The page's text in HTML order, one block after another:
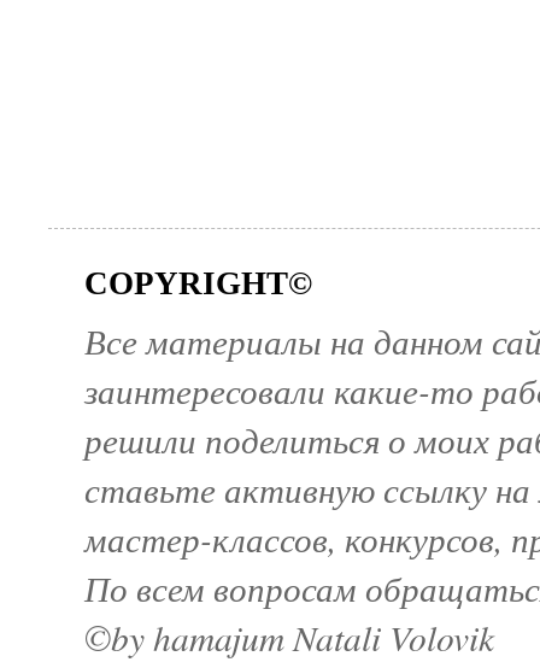
COPYRIGHT©
Все материалы на данном
заинтересовали какие-то
решили поделиться о моих
ставьте активную ссылку на
мастер-классов, конкурсов,
По всем вопросам
©by hamajum Natali Volovik